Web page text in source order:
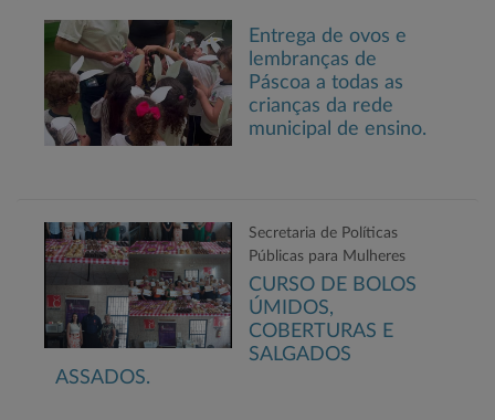
Entrega de ovos e
lembranças de
Páscoa a todas as
crianças da rede
municipal de ensino.
Secretaria de Políticas
Públicas para Mulheres
CURSO DE BOLOS
ÚMIDOS,
COBERTURAS E
SALGADOS
ASSADOS.